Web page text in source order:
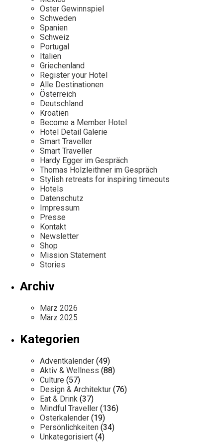
Mexico
Niederlande
Österreich
Portugal
Schweden
Spanien
Schweiz
Persönlichkeiten
Our Story
Career
Kontakt
Impressum
Oster Gewinnspiel
Schweden
Spanien
Schweiz
Portugal
Italien
Griechenland
Register your Hotel
Alle Destinationen
Österreich
Deutschland
Kroatien
Become a Member Hotel
Hotel Detail Galerie
Smart Traveller
Smart Traveller
Hardy Egger im Gespräch
Thomas Holzleithner im Gespräch
Stylish retreats for inspiring timeouts
Hotels
Datenschutz
Impressum
Presse
Kontakt
Newsletter
Shop
Mission Statement
Stories
Archiv
März 2026
März 2025
Kategorien
Adventkalender (49)
Aktiv & Wellness (88)
Culture (57)
Design & Architektur (76)
Eat & Drink (37)
Mindful Traveller (136)
Osterkalender (19)
Persönlichkeiten (34)
Unkategorisiert (4)